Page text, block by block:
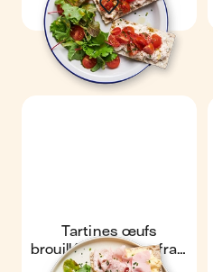
Tartines œufs
brouillés, fromage frais
& jambon